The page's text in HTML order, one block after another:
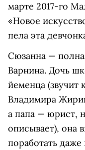
марте 2017-го
«Новое
пела эта
Сюзанна —
Варнина. Дочь
йеменца (звучит
Владимира
а папа — юрист,
описывает), она
поработать